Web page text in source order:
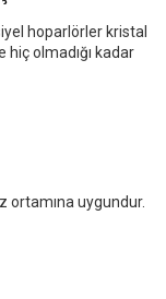
hoparlörler kristal
olmadığı kadar
ortamına uygundur.